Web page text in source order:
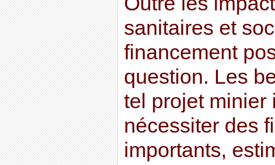
sanitaires et
financement
question. Les
tel projet minier
nécessiter des
importants,